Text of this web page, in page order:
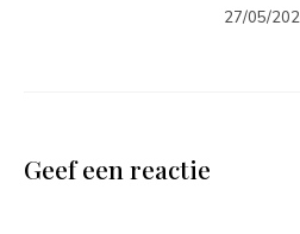
27/05/
Geef een reactie